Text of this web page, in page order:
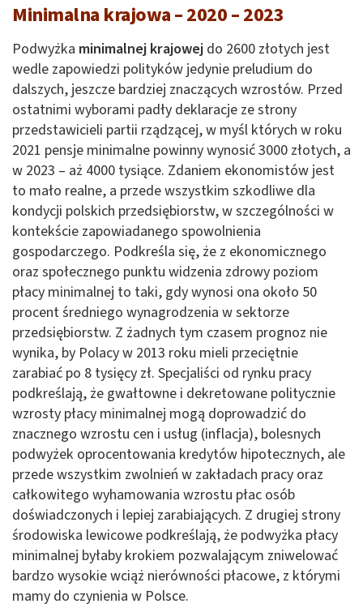
Minimalna krajowa – 2020 – 2023
Podwyżka minimalnej krajowej do 2600 złotych jest
wedle zapowiedzi polityków jedynie preludium do
dalszych, jeszcze bardziej znaczących wzrostów. Przed
ostatnimi wyborami padły deklaracje ze strony
przedstawicieli partii rządzącej, w myśl których w roku
2021 pensje minimalne powinny wynosić 3000 złotych, a
w 2023 – aż 4000 tysiące. Zdaniem ekonomistów jest
to mało realne, a przede wszystkim szkodliwe dla
kondycji polskich przedsiębiorstw, w szczególności w
kontekście zapowiadanego spowolnienia
gospodarczego. Podkreśla się, że z ekonomicznego
oraz społecznego punktu widzenia zdrowy poziom
płacy minimalnej to taki, gdy wynosi ona około 50
procent średniego wynagrodzenia w sektorze
przedsiębiorstw. Z żadnych tym czasem prognoz nie
wynika, by Polacy w 2013 roku mieli przeciętnie
zarabiać po 8 tysięcy zł. Specjaliści od rynku pracy
podkreślają, że gwałtowne i dekretowane politycznie
wzrosty płacy minimalnej mogą doprowadzić do
znacznego wzrostu cen i usług (inflacja), bolesnych
podwyżek oprocentowania kredytów hipotecznych, ale
przede wszystkim zwolnień w zakładach pracy oraz
całkowitego wyhamowania wzrostu płac osób
doświadczonych i lepiej zarabiających. Z drugiej strony
środowiska lewicowe podkreślają, że podwyżka płacy
minimalnej byłaby krokiem pozwalającym zniwelować
bardzo wysokie wciąż nierówności płacowe, z którymi
mamy do czynienia w Polsce.